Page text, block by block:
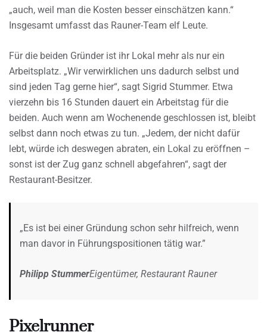
„auch, weil man die Kosten besser einschätzen kann.“
Insgesamt umfasst das Rauner-Team elf Leute.
Für die beiden Gründer ist ihr Lokal mehr als nur ein
Arbeitsplatz. „Wir verwirklichen uns dadurch selbst und
sind jeden Tag gerne hier“, sagt Sigrid Stummer. Etwa
vierzehn bis 16 Stunden dauert ein Arbeitstag für die
beiden. Auch wenn am Wochenende geschlossen ist, bleibt
selbst dann noch etwas zu tun. „Jedem, der nicht dafür
lebt, würde ich deswegen abraten, ein Lokal zu eröffnen –
sonst ist der Zug ganz schnell abgefahren“, sagt der
Restaurant-Besitzer.
„Es ist bei einer Gründung schon sehr hilfreich, wenn
man davor in Führungspositionen tätig war.”
Philipp StummerEigentümer, Restaurant Rauner
Pixelrunner